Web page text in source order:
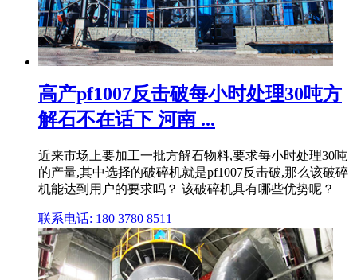
高产pf1007反击破每小时处理30吨方
解石不在话下 河南 ...
近来市场上要加工一批方解石物料,要求每小时处理30吨
的产量,其中选择的破碎机就是pf1007反击破,那么该破碎
机能达到用户的要求吗？ 该破碎机具有哪些优势呢？
联系电话: 180 3780 8511